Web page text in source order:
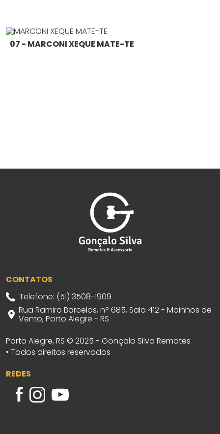
07 - MARCONI XEQUE MATE-TE
CONTATOS
Telefone: (51) 3508-1909
Rua Ramiro Barcelos, nº 685, Sala 412 - Moinhos de
Vento, Porto Alegre - RS
Porto Alegre, RS © 2025 - Gonçalo Silva Remates
• Todos direitos reservados
REDES